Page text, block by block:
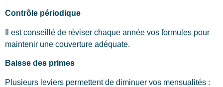
Contrôle périodique
Il est conseillé de réviser chaque année vos formules pour
maintenir une couverture adéquate.
Baisse des primes
Plusieurs leviers permettent de diminuer vos mensualités :